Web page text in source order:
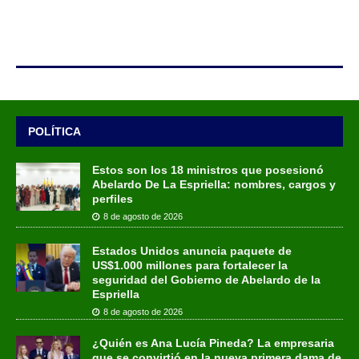
POLÍTICA
Estos son los 18 ministros que posesionó
Abelardo De La Espriella: nombres, cargos y
perfiles
8 de agosto de 2026
Estados Unidos anuncia paquete de
US$1.000 millones para fortalecer la
seguridad del Gobierno de Abelardo de la
Espriella
8 de agosto de 2026
¿Quién es Ana Lucía Pineda? La empresaria